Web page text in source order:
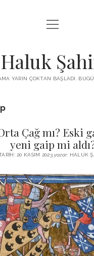
KUTUP YILDIZI
MENDIREK YAZILARI
İYI YAŞAM VE MUTLULUK
BABIALI’DE CINAYET
BIZ KIMIZ?
DERS NOTLARI – LECTURE
MED 532 SPRING ‘25
YAZMADAN EDEMEDIM
HABERLER / NEWS
twitterfacebook
menüyü
aç
Haluk
YARIN ÇOKTAN BAŞLADI.
Çağ mı? Eski
yeni gaip mi
20 KASIM 2023yazar: HALUK